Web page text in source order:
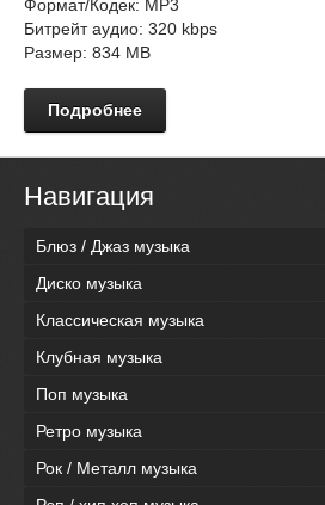
Формат/Кодек: MP3
Битрейт аудио: 320 kbps
Размер: 834 MB
Подробнее
Навигация
Блюз / Джаз музыка
Диско музыка
Классическая музыка
Клубная музыка
Поп музыка
Ретро музыка
Рок / Металл музыка